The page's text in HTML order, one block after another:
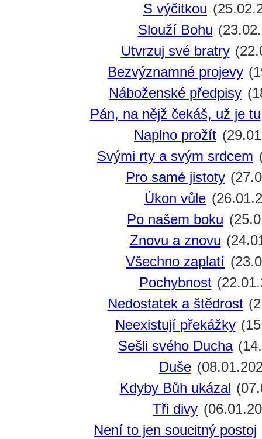
S výčitkou
Slouží Bohu
Utvrzuj své bratry
Bezvýznamné projevy
Náboženské předpisy
Pán, na nějž čekáš, už je tu
Naplno prožít
Svými rty a svým srdcem
Pro samé jistoty
Úkon vůle
Po našem boku
Znovu a znovu
Všechno zaplatí
Pochybnost
Nedostatek a štědrost
Neexistují překážky
Sešli svého Ducha
Duše
Kdyby Bůh ukázal
Tři divy
Není to jen soucitný postoj